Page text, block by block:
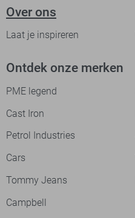
Over ons
Laat je inspireren
Ontdek onze merken
PME legend
Cast Iron
Petrol Industries
Cars
Tommy Jeans
Campbell